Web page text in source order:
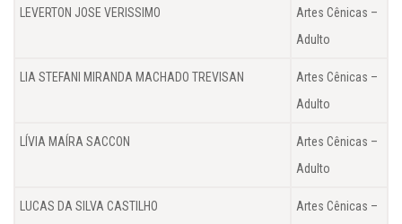
LEVERTON JOSE VERISSIMO
Artes Cênicas –
Adulto
LIA STEFANI MIRANDA MACHADO TREVISAN
Artes Cênicas –
Adulto
LÍVIA MAÍRA SACCON
Artes Cênicas –
Adulto
LUCAS DA SILVA CASTILHO
Artes Cênicas –